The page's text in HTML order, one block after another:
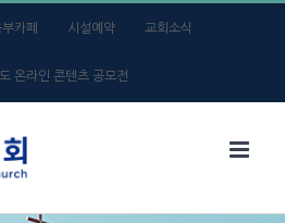
카페 시설예약 교회소식
온라인 콘텐츠 공모전